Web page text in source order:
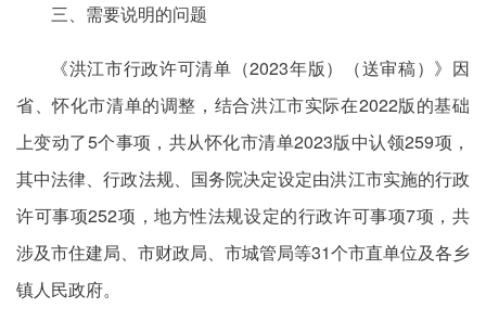
三、需要说明的问题
《洪江市行政许可清单（2023年版）（送审稿）》因
省、怀化市清单的调整，结合洪江市实际在2022版的基础
上变动了5个事项，共从怀化市清单2023版中认领259项，
其中法律、行政法规、国务院决定设定由洪江市实施的行政
许可事项252项，地方性法规设定的行政许可事项7项，共
涉及市住建局、市财政局、市城管局等31个市直单位及各乡
镇人民政府。